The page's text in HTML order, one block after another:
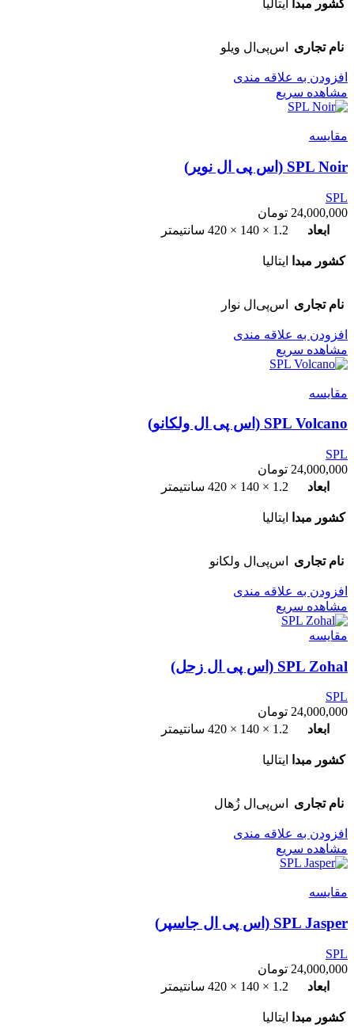
کشور مبدا ایتالیا
نام تجاری اس‌پی‌ال ویلو
افزودن به علاقه مندی
مشاهده سریع
مقایسه
SPL Noir (اس پی ال نویر)
SPL
24,000,000 تومان
ابعاد
1.2 × 140 × 420 سانتیمتر
کشور مبدا ایتالیا
نام تجاری اس‌پی‌ال نوار
افزودن به علاقه مندی
مشاهده سریع
مقایسه
SPL Volcano (اس پی ال ولکانو)
SPL
24,000,000 تومان
ابعاد
1.2 × 140 × 420 سانتیمتر
کشور مبدا ایتالیا
نام تجاری اس‌پی‌ال ولکانو
افزودن به علاقه مندی
مشاهده سریع
مقایسه
SPL Zohal (اس پی ال زحل)
SPL
24,000,000 تومان
ابعاد
1.2 × 140 × 420 سانتیمتر
کشور مبدا ایتالیا
نام تجاری اس‌پی‌ال زُهال
افزودن به علاقه مندی
مشاهده سریع
مقایسه
SPL Jasper (اس پی ال جاسپر)
SPL
24,000,000 تومان
ابعاد
1.2 × 140 × 420 سانتیمتر
کشور مبدا ایتالیا